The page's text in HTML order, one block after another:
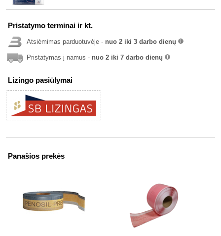
Pristatymo terminai ir kt.
Atsiėmimas parduotuvėje - nuo 2 iki 3 darbo dienų
Pristatymas į namus - nuo 2 iki 7 darbo dienų
Lizingo pasiūlymai
Panašios prekės